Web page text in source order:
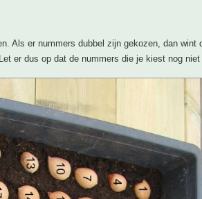
Als er nummers dubbel zijn gekozen, dan wint
er dus op dat de nummers die je kiest nog